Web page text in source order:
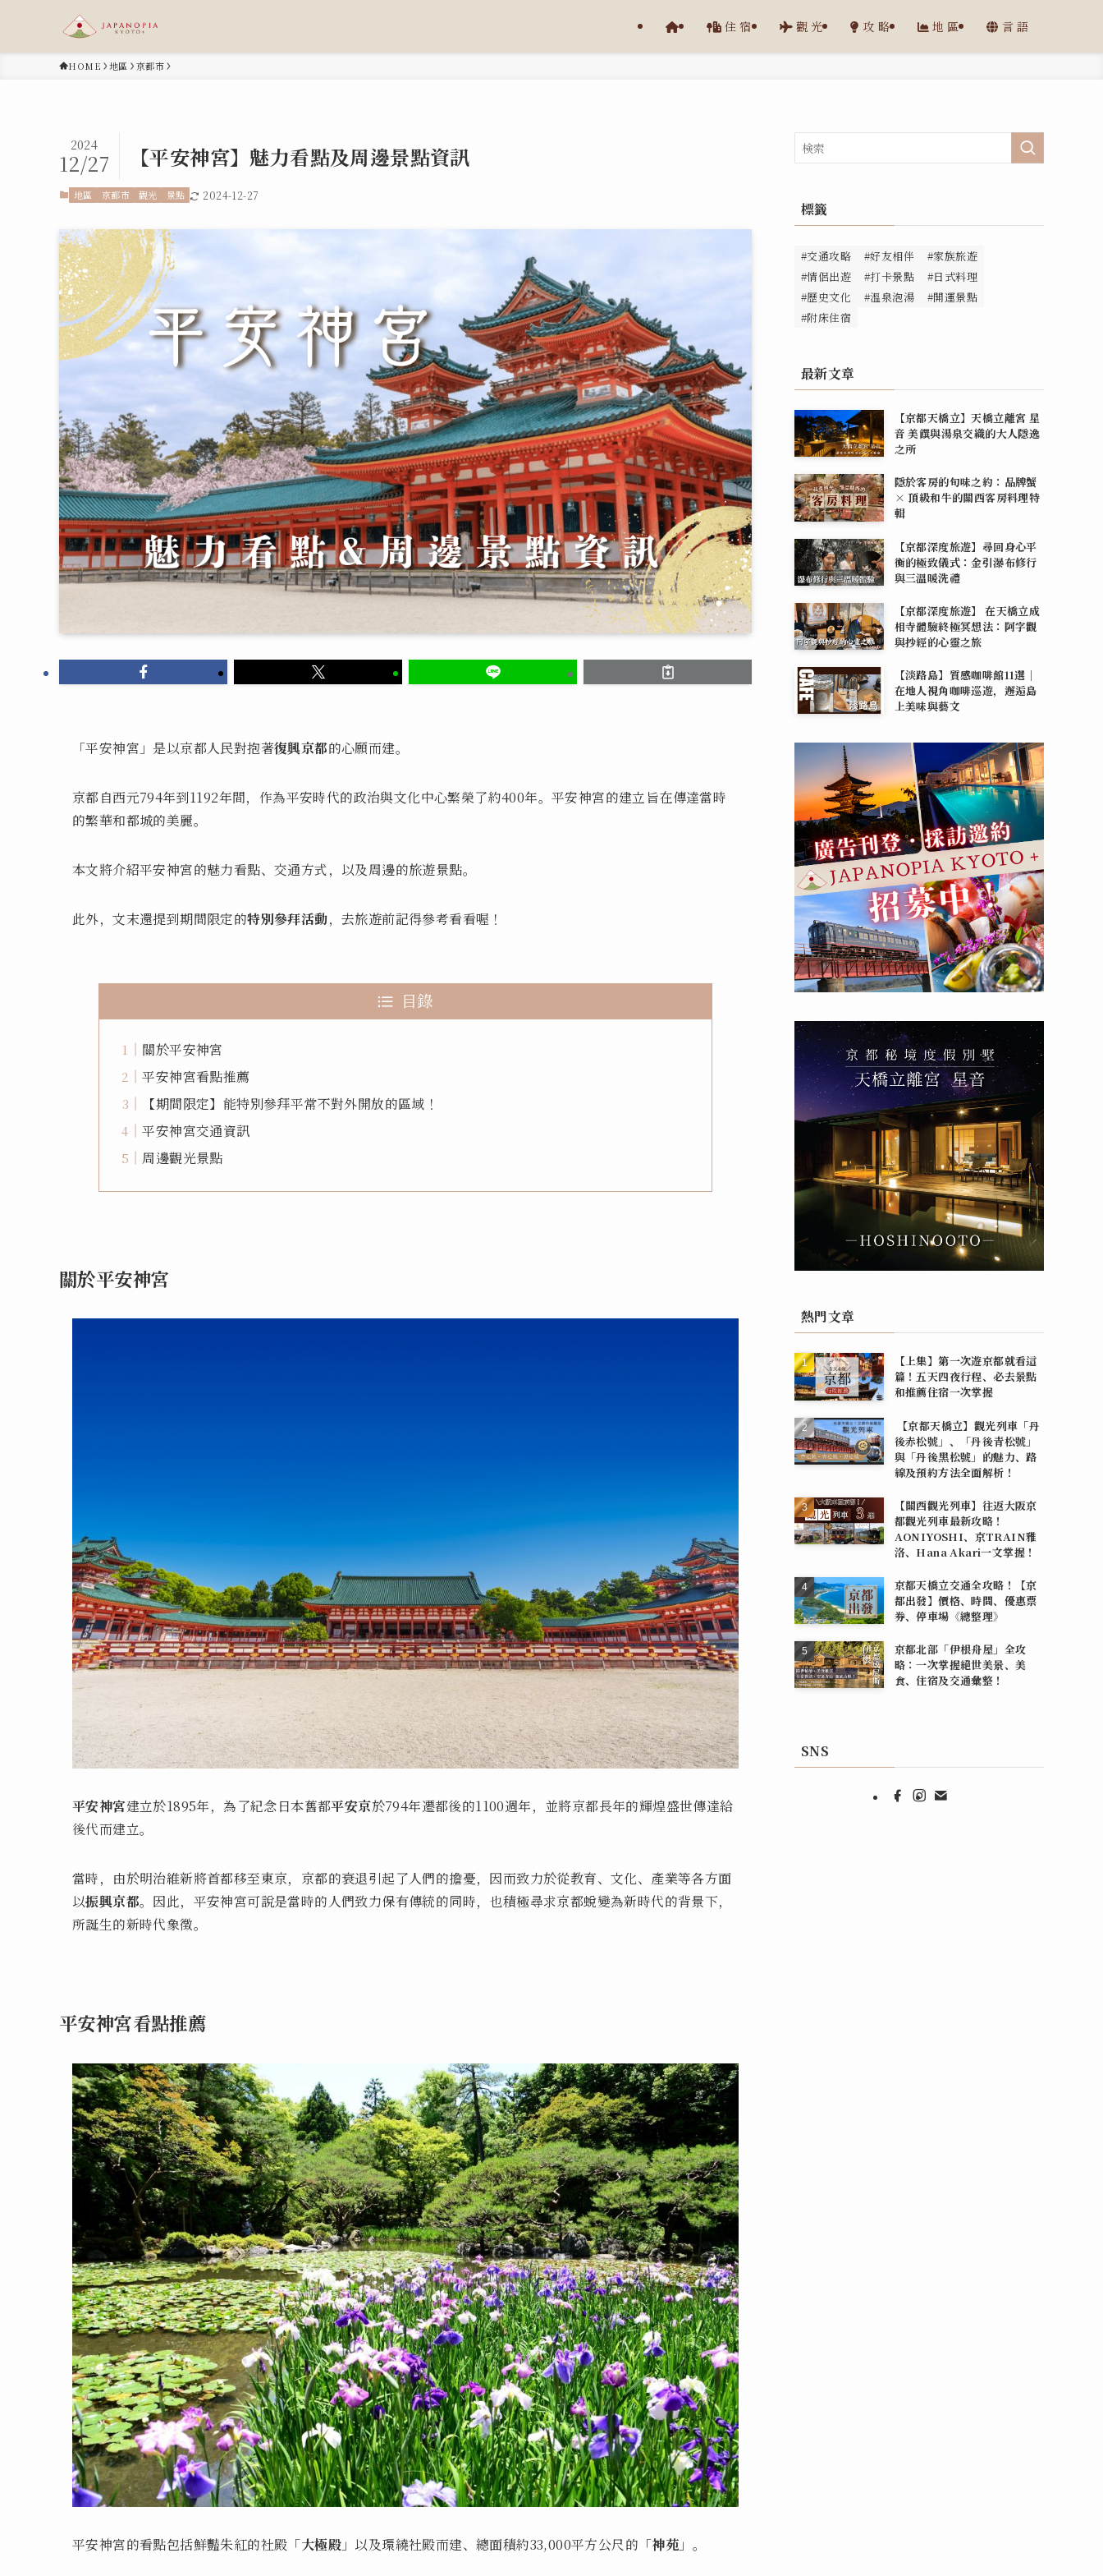
住宿 觀光 攻略 地區 言語
HOME 地區 京都市
【平安神宮】魅力看點及周邊景點資訊
2024
12/27
地區 京都市 觀光 景點 2024-12-27
「平安神宮」是以京都人民對抱著復興京都的心願而建。
京都自西元794年到1192年間，作為平安時代的政治與文化中心繁榮了約400年。平安神宮的建立旨在傳達當時
的繁華和都城的美麗。
本文將介紹平安神宮的魅力看點、交通方式，以及周邊的旅遊景點。
此外，文末還提到期間限定的特別參拜活動，去旅遊前記得參考看看喔！
目錄
關於平安神宮
平安神宮看點推薦
【期間限定】能特別參拜平常不對外開放的區域！
平安神宮交通資訊
周邊觀光景點
關於平安神宮
平安神宮建立於1895年，為了紀念日本舊都平安京於794年遷都後的1100週年，並將京都長年的輝煌盛世傳達給
後代而建立。
當時，由於明治維新將首都移至東京，京都的衰退引起了人們的擔憂，因而致力於從教育、文化、產業等各方面
以振興京都。因此，平安神宮可說是當時的人們致力保有傳統的同時，也積極尋求京都蛻變為新時代的背景下，
所誕生的新時代象徵。
平安神宮看點推薦
平安神宮的看點包括鮮豔朱紅的社殿「大極殿 」以及環繞社殿而建、總面積約33,000平方公尺的「神苑 」。
標籤
#交通攻略 #好友相伴
#家族旅遊
#情侶出遊
#打卡景點
#日式料理
#歷史文化
#溫泉泡湯
#開運景點
#附床住宿
最新文章
【京都天橋立】天橋立離宮 星
音 美饌與湯泉交織的大人隱逸
之所
隱於客房的旬味之約：品牌蟹
× 頂級和牛的關西客房料理特
輯
【京都深度旅遊】尋回身心平
衡的極致儀式：金引瀑布修行
與三溫暖洗禮
【京都深度旅遊】 在天橋立成
相寺體驗終極冥想法：阿字觀
與抄經的心靈之旅
【淡路島】質感咖啡館11選｜
在地人視角咖啡巡遊，邂逅島
上美味與藝文
熱門文章
【上集】第一次遊京都就看這
篇！五天四夜行程、必去景點
和推薦住宿一次掌握
【京都天橋立】觀光列車「丹
後赤松號」、「丹後青松號」
與「丹後黑松號」的魅力、路
線及預約方法全面解析！
【關西觀光列車】往返大阪京
都觀光列車最新攻略！
AONIYOSHI、京TRAIN雅
洛、Hana Akari一文掌握！
京都天橋立交通全攻略！【京
都出發】價格、時間、優惠票
券、停車場《總整理》
京都北部「伊根舟屋」全攻
略：一次掌握絕世美景、美
食、住宿及交通彙整！
SNS